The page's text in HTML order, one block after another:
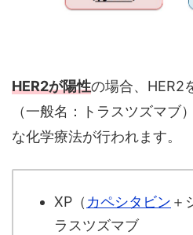
HER2が陽性の場合、HER2
（一般名：トラスツズマブ
な化学療法が行われます。
XP（ カペシタビン ＋
ラスツズマブ